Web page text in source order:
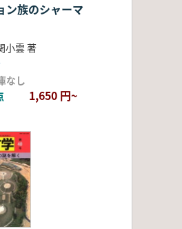
ン族のシャーマ
小雲 著
なし
1,650 円~